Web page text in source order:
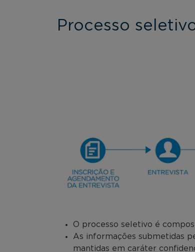
Processo
O processo seletivo é
As informações submetidas
mantidas em caráter